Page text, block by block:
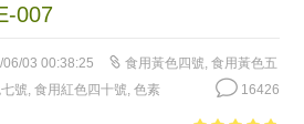
007
03 00:38:25 食用黃色四號, 食用黃色五
號, 食用紅色四十號, 色素 16426